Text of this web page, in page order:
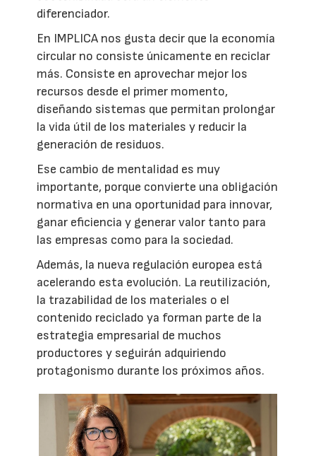
diferenciador.
En IMPLICA nos gusta decir que la economía
circular no consiste únicamente en reciclar
más. Consiste en aprovechar mejor los
recursos desde el primer momento,
diseñando sistemas que permitan prolongar
la vida útil de los materiales y reducir la
generación de residuos.
Ese cambio de mentalidad es muy
importante, porque convierte una obligación
normativa en una oportunidad para innovar,
ganar eficiencia y generar valor tanto para
las empresas como para la sociedad.
Además, la nueva regulación europea está
acelerando esta evolución. La reutilización,
la trazabilidad de los materiales o el
contenido reciclado ya forman parte de la
estrategia empresarial de muchos
productores y seguirán adquiriendo
protagonismo durante los próximos años.